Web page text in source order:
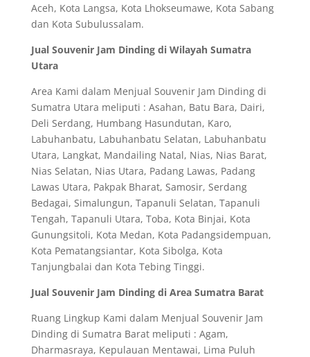
Aceh, Kota Langsa, Kota Lhokseumawe, Kota Sabang
dan Kota Subulussalam.
Jual Souvenir Jam Dinding di Wilayah Sumatra
Utara
Area Kami dalam Menjual Souvenir Jam Dinding di
Sumatra Utara meliputi : Asahan, Batu Bara, Dairi,
Deli Serdang, Humbang Hasundutan, Karo,
Labuhanbatu, Labuhanbatu Selatan, Labuhanbatu
Utara, Langkat, Mandailing Natal, Nias, Nias Barat,
Nias Selatan, Nias Utara, Padang Lawas, Padang
Lawas Utara, Pakpak Bharat, Samosir, Serdang
Bedagai, Simalungun, Tapanuli Selatan, Tapanuli
Tengah, Tapanuli Utara, Toba, Kota Binjai, Kota
Gunungsitoli, Kota Medan, Kota Padangsidempuan,
Kota Pematangsiantar, Kota Sibolga, Kota
Tanjungbalai dan Kota Tebing Tinggi.
Jual Souvenir Jam Dinding di Area Sumatra Barat
Ruang Lingkup Kami dalam Menjual Souvenir Jam
Dinding di Sumatra Barat meliputi : Agam,
Dharmasraya, Kepulauan Mentawai, Lima Puluh